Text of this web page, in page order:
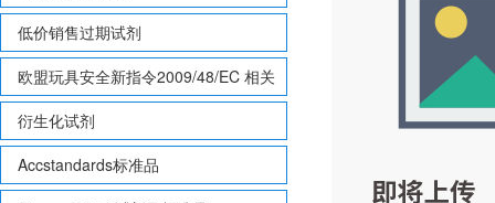
低价销售过期试剂
欧盟玩具安全新指令2009/48/EC 相关
致敏性香味剂标准品
衍生化试剂
Accstandards标准品